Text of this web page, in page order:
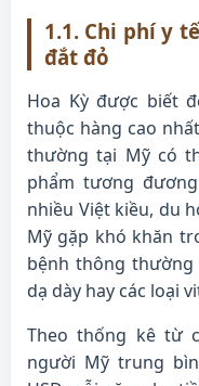
1.1. Chi phí y
đắt đỏ
Hoa Kỳ được biết
thuộc hàng cao
thường tại Mỹ có
phẩm tương
nhiều Việt kiều, du
Mỹ gặp khó khăn
bệnh thông
dạ dày hay các loại
Theo thống kê từ
người Mỹ trung